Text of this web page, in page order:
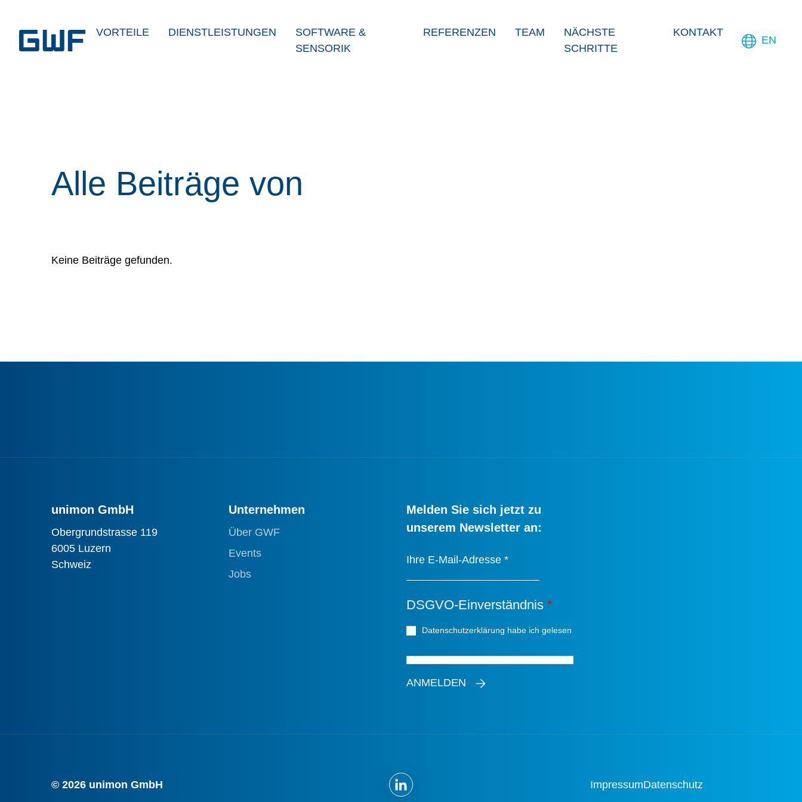
VORTEILE DIENSTLEISTUNGEN
SOFTWARE &
SENSORIK
REFERENZEN TEAM
NÄCHSTE
SCHRITTE
KONTAKT
EN
Alle Beiträge von
Keine Beiträge gefunden.
unimon GmbH
Obergrundstrasse 119
6005 Luzern
Schweiz
Unternehmen
Über GWF
Events
Jobs
Melden Sie sich jetzt zu
unserem Newsletter an:
Ihre E-Mail-Adresse *
DSGVO-Einverständnis *
Datenschutzerklärung habe ich gelesen
ANMELDEN
© 2026 unimon GmbH ImpressumDatenschutz